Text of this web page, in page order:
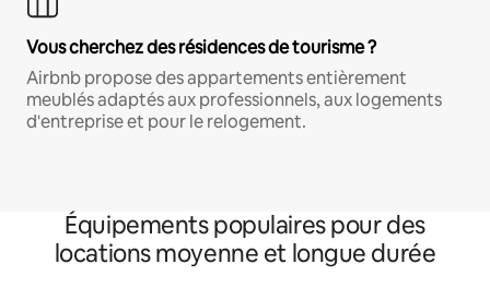
Vous cherchez des résidences de tourisme ?
Airbnb propose des appartements entièrement
meublés adaptés aux professionnels, aux logements
d'entreprise et pour le relogement.
Équipements populaires pour des
locations moyenne et longue durée